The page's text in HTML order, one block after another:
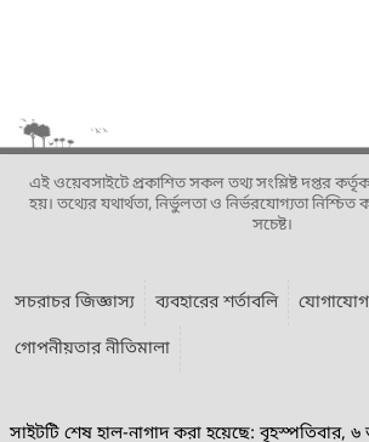
এই ওয়েবসাইটে প্রকাশিত সকল তথ্য সংশ্লিষ্ট দপ্তর
হয়। তথ্যের যথার্থতা, নির্ভুলতা ও নির্ভরযোগ্যতা নিশ্চিত
সচেষ্ট।
সচরাচর জিজ্ঞাস্য ব্যবহারের শর্তাবলি যোগাযোগ
গোপনীয়তার নীতিমালা
সাইটটি শেষ হাল-নাগাদ করা হয়েছে: বৃহস্পতিবার,